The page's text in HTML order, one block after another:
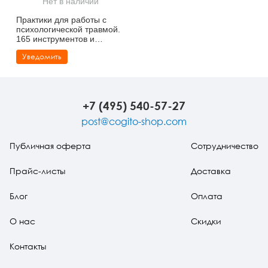
Сказкотерапия
Другие направления психотерапии
Психофизиология
Социальная психология
Учебная литература
Классический и юнгианский психоанализ
Практики для работы с
психологической травмой.
165 инструментов и
материалов для
эффективной терапии
Уведомить
+7 (495) 540-57-27
post@cogito-shop.com
Публичная оферта
Прайс-листы
Блог
О нас
Контакты
Сотрудничество
Доставка
Оплата
Скидки